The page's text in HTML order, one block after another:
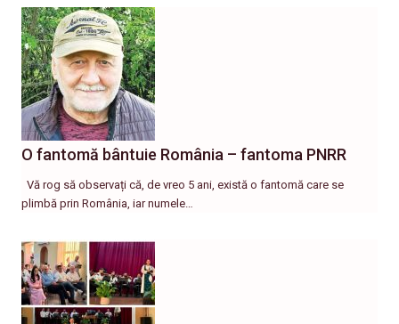
O fantomă bântuie România – fantoma PNRR
Vă rog să observați că, de vreo 5 ani, există o fantomă care se
plimbă prin România, iar numele…